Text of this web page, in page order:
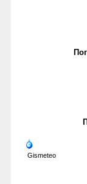
Gismeteo